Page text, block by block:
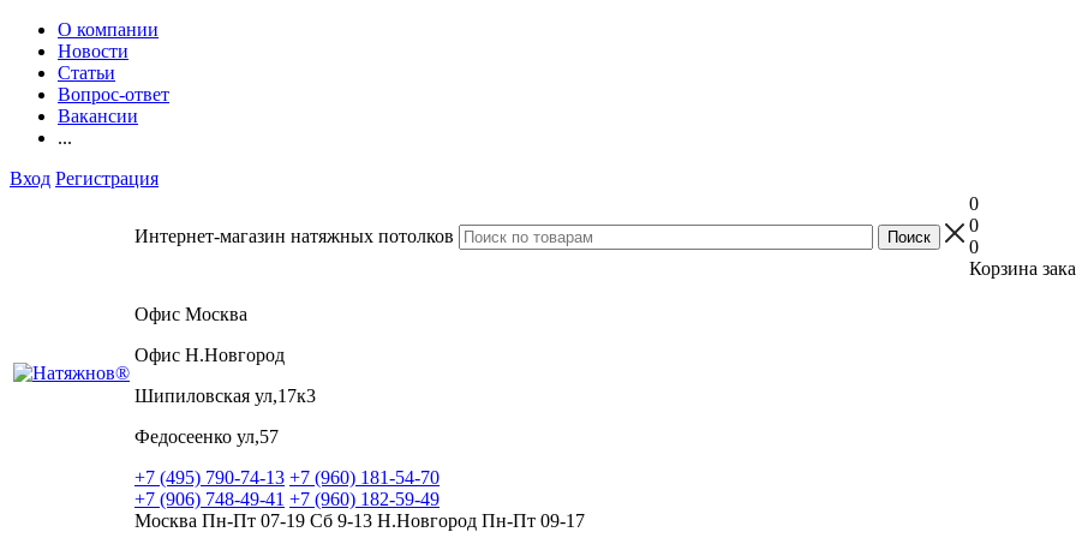
О компании
Новости
Статьи
Вопрос-ответ
Вакансии
...
Вход Регистрация
Интернет-магазин натяжных потолков
0
0
0
Корзина
Офис Москва
Офис Н.Новгород
Шипиловская ул,17к3
Федосеенко ул,57
+7 (495) 790-74-13 +7 (960) 181-54-70
+7 (906) 748-49-41 +7 (960) 182-59-49
Москва Пн-Пт 07-19 Сб 9-13 Н.Новгород Пн-Пт 09-17